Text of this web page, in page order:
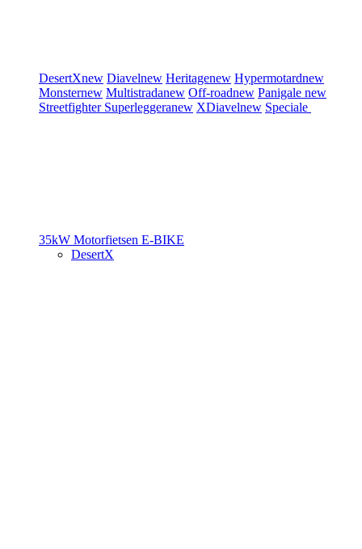
DesertXnew Diavelnew Heritagenew Hypermotardnew
Monsternew Multistradanew Off-roadnew Panigale new
Streetfighter Superleggeranew XDiavelnew Speciale
35kW Motorfietsen E-BIKE
DesertX